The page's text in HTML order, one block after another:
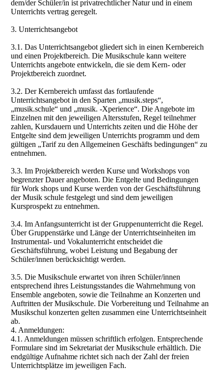
dem/der Schüler/in ist privatrechtlicher Natur und in einem
Unterrichts vertrag geregelt.
3. Unterrichtsangebot
3.1. Das Unterrichtsangebot gliedert sich in einen Kernbereich
und einen Projektbereich. Die Musikschule kann weitere
Unterrichts angebote entwickeln, die sie dem Kern- oder
Projektbereich zuordnet.
3.2. Der Kernbereich umfasst das fortlaufende
Unterrichtsangebot in den Sparten „musik.steps“,
„musik.schule“ und „musik. -Xperience“. Die Angebote im
Einzelnen mit den jeweiligen Altersstufen, Regel teilnehmer
zahlen, Kursdauern und Unterrichts zeiten und die Höhe der
Entgelte sind dem jeweiligen Unterrichts programm und dem
gültigen „Tarif zu den Allgemeinen Geschäfts bedingungen“ zu
entnehmen.
3.3. Im Projektbereich werden Kurse und Workshops von
begrenzter Dauer angeboten. Die Entgelte und Bedingungen
für Work shops und Kurse werden von der Geschäftsführung
der Musik schule festgelegt und sind dem jeweiligen
Kursprospekt zu entnehmen.
3.4. Im Anfangsunterricht ist der Gruppenunterricht die Regel.
Über Gruppenstärke und Länge der Unterrichtseinheiten im
Instrumental- und Vokalunterricht entscheidet die
Geschäftsführung, wobei Leistung und Begabung der
Schüler/innen berücksichtigt werden.
3.5. Die Musikschule erwartet von ihren Schüler/innen
entsprechend ihres Leistungsstandes die Wahrnehmung von
Ensemble angeboten, sowie die Teilnahme an Konzerten und
Auftritten der Musikschule. Die Vorbereitung und Teilnahme an
Musikschul konzerten gelten zusammen eine Unterrichtseinheit
ab.
4. Anmeldungen:
4.1. Anmeldungen müssen schriftlich erfolgen. Entsprechende
Formulare sind im Sekretariat der Musikschule erhältlich. Die
endgültige Aufnahme richtet sich nach der Zahl der freien
Unterrichtsplätze im jeweiligen Fach.